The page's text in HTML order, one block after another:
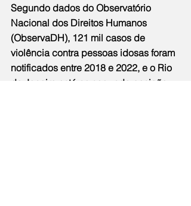
Segundo dados do Observatório
Nacional dos Direitos Humanos
(ObservaDH), 121 mil casos de
violência contra pessoas idosas foram
notificados entre 2018 e 2022, e o Rio
de Janeiro está na segunda posição